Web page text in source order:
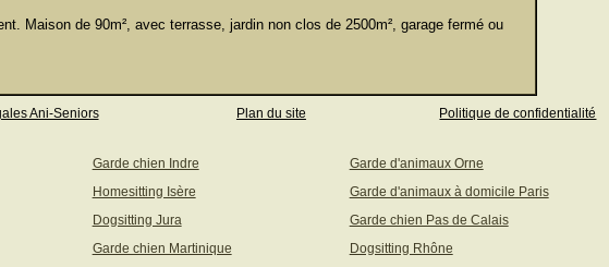
Maison de 90m², avec terrasse, jardin non clos de 2500m², garage fermé ou
Ani-Seniors Plan du site Politique de confidentialité
Garde chien Indre Garde d'animaux Orne
Homesitting Isère Garde d'animaux à domicile Paris
Dogsitting Jura Garde chien Pas de Calais
Garde chien Martinique Dogsitting Rhône